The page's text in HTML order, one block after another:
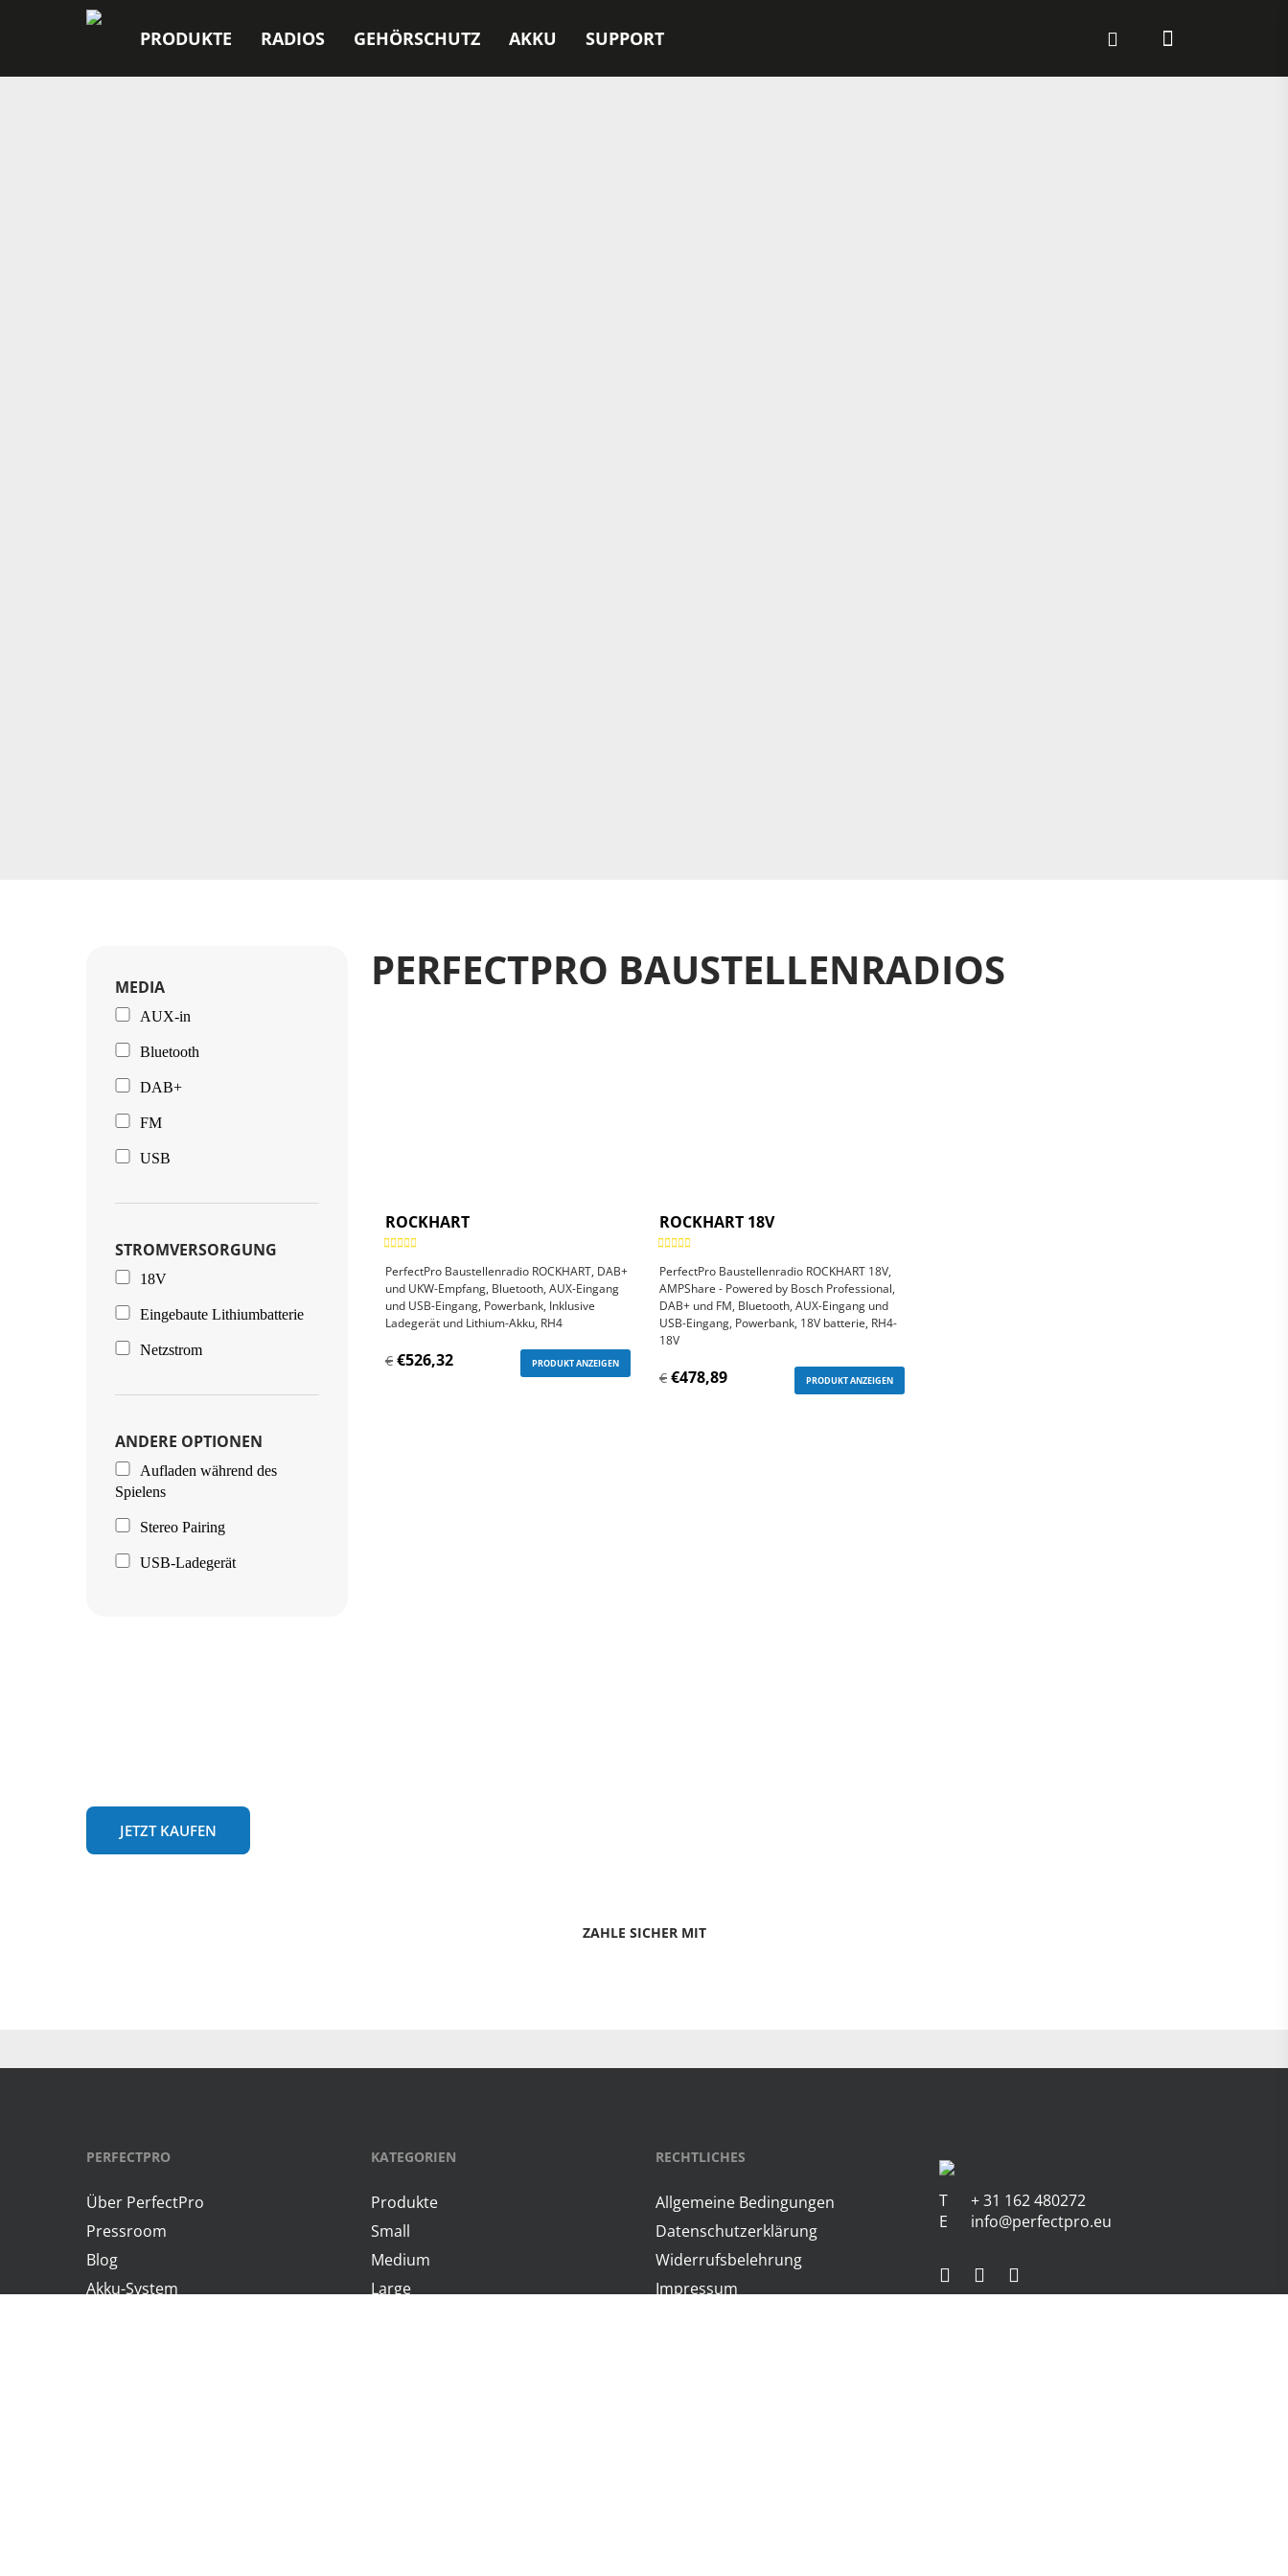
PRODUKTE RADIOS GEHÖRSCHUTZ AKKU SUPPORT
MEDIA
AUX-in
Bluetooth
DAB+
FM
USB
STROMVERSORGUNG
18V
Eingebaute Lithiumbatterie
Netzstrom
ANDERE OPTIONEN
Aufladen während des
Spielens
Stereo Pairing
USB-Ladegerät
PERFECTPRO BAUSTELLENRADIOS
ROCKHART
PerfectPro Baustellenradio ROCKHART, DAB+
und UKW-Empfang, Bluetooth, AUX-Eingang
und USB-Eingang, Powerbank, Inklusive
Ladegerät und Lithium-Akku, RH4
€ €526,32 PRODUKT ANZEIGEN
ROCKHART 18V
PerfectPro Baustellenradio ROCKHART 18V,
AMPShare - Powered by Bosch Professional,
DAB+ und FM, Bluetooth, AUX-Eingang und
USB-Eingang, Powerbank, 18V batterie, RH4-
18V
€ €478,89 PRODUKT ANZEIGEN
JETZT KAUFEN
ZAHLE SICHER MIT
PERFECTPRO
Über PerfectPro
Pressroom
Blog
Akku-System
KATEGORIEN
Produkte
Small
Medium
Large
RECHTLICHES
Allgemeine Bedingungen
Datenschutzerklärung
Widerrufsbelehrung
Impressum
T + 31 162 480272
E
info@perfectpro.eu